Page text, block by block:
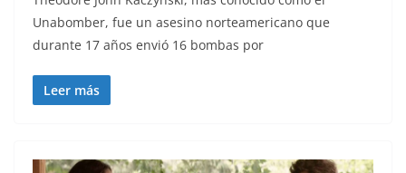
Unabomber, fue un asesino norteamericano que
durante 17 años envió 16 bombas por
Leer más